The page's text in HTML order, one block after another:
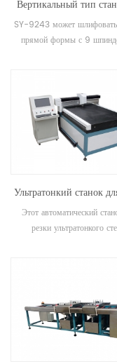
Вертикальный тип
плоской кромки
SY-9243 может
прямой формы с 9
Ультратонкий станок
стекла
Этот автоматический
резки ультратонкого
стеклу, стеклу дисплея,
мобильного телефона,
сенсорного экрана,